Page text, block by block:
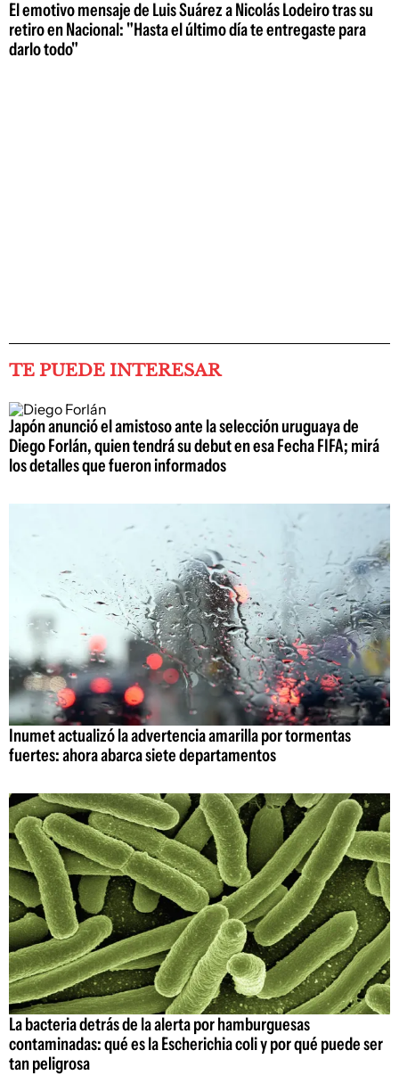
El emotivo mensaje de Luis Suárez a Nicolás Lodeiro tras su
retiro en Nacional: "Hasta el último día te entregaste para
darlo todo"
TE PUEDE INTERESAR
Japón anunció el amistoso ante la selección uruguaya de
Diego Forlán, quien tendrá su debut en esa Fecha FIFA; mirá
los detalles que fueron informados
Inumet actualizó la advertencia amarilla por tormentas
fuertes: ahora abarca siete departamentos
La bacteria detrás de la alerta por hamburguesas
contaminadas: qué es la Escherichia coli y por qué puede ser
tan peligrosa